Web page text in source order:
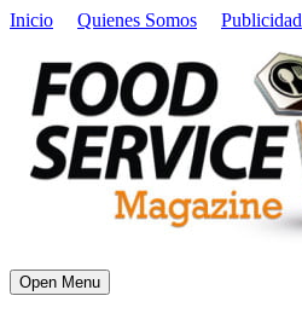
Inicio Quienes Somos Publicidad
Open Menu